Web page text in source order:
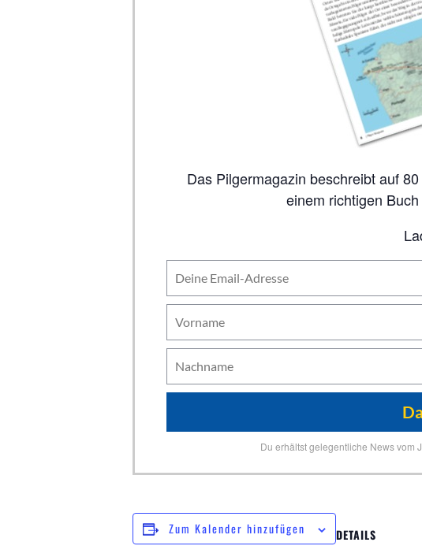
Das Pilgermagazin beschreibt auf 80 Seiten alle wichtigen Jakobswege, inklusive Karten. So viel Inhalt wie in
einem richtigen
Du erhältst gelegentliche News vom
Zum Kalender hinzufügen DETAILS